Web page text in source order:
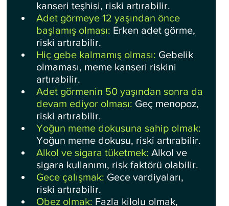
kanseri teşhisi, riski artırabilir.
Adet görmeye 12 yaşından önce
başlamış olması: Erken adet görme,
riski artırabilir.
Hiç gebe kalmamış olması: Gebelik
olmaması, meme kanseri riskini
artırabilir.
Adet görmenin 50 yaşından sonra da
devam ediyor olması: Geç menopoz,
riski artırabilir.
Yoğun meme dokusuna sahip olmak:
Yoğun meme dokusu, riski artırabilir.
Alkol ve sigara tüketmek: Alkol ve
sigara kullanımı, risk faktörü olabilir.
Gece çalışmak: Gece vardiyaları,
riski artırabilir.
Obez olmak: Fazla kilolu olmak,